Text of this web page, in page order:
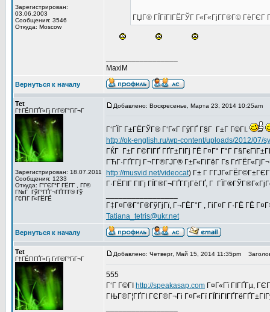
Зарегистрирован:
03.06.2003
Сообщения: 3546
Откуда: Moscow
ГЏГ® ГЇГїГІГЁГЎГ Г«Г«ГјГ­Г®Г© ГёГЄГ
MaxiM
Вернуться к началу
Tet
Г†ГЁГІГҐГ«Гј ГґГ®Г°ГіГ¬Г
Зарегистрирован: 18.07.2011
Сообщения: 1233
Откуда: Г“ГЄГ°Г ГЁГ­Г , Г­Г®
Г№Г ГўГ°ГҐГ¬ГҐГ­Г­Г® Гў
Г€ГІГ Г«ГЁГЁ
Добавлено: Воскресенье, Марта 23, 2014 10:25am
Г‘ГЇГ Г±ГЁГЎГ® Г‘Г«Г ГўГҐ Г§Г Г±Г Г©ГІ.
http://ok-english.ru/wp-content/uploads/2012/07/
ГЌГ Г±Г Г©ГІГҐ ГҐГ±ГІГј ГЁ Г¤Г° Г°Г
ГЋГ·ГҐГ­Гј Г¬Г­Г®ГЈГ® Г±Г«ГіГёГ Гѕ
http://musvid.net/videocat) Г± Г
Г·ГЁГІГ ГІГј ГЇГ®Г¬ГҐГ­ГјГёГҐ, Г
Г‡Г¤Г®Г°Г®ГўГјГї, Г¬ГЁГ°Г , ГіГ¤Г Г·ГЁ ГЁ
Tatiana_tetris@ukr.net
Вернуться к началу
Tet
Г†ГЁГІГҐГ«Гј ГґГ®Г°ГіГ¬Г
Добавлено: Четверг, Май 15, 2014 11:35pm
555
Г‘Г Г©ГІ http://speakasap.com Г¤Г«Гї ГІГҐГµ,
ГЊГ®Г¦ГҐГІ ГЄГ®Г¬Гі Г¤Г«Гї